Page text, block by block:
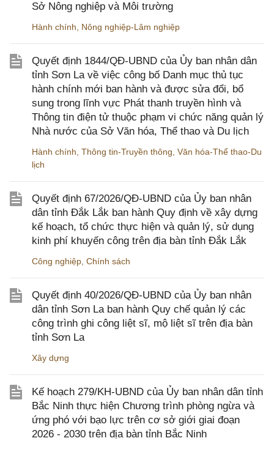
Sở Nông nghiệp và Môi trường
Hành chính Nông nghiệp-Lâm nghiệp
Quyết định 1844/QĐ-UBND của Ủy ban nhân dân
tỉnh Sơn La về việc công bố Danh mục thủ tục
hành chính mới ban hành và được sửa đổi, bổ
sung trong lĩnh vực Phát thanh truyền hình và
Thông tin điện tử thuộc phạm vi chức năng quản lý
Nhà nước của Sở Văn hóa, Thể thao và Du lịch
Hành chính Thông tin-Truyền thông Văn hóa-Thể thao-Du
lịch
Quyết định 67/2026/QĐ-UBND của Ủy ban nhân
dân tỉnh Đắk Lắk ban hành Quy định về xây dựng
kế hoạch, tổ chức thực hiện và quản lý, sử dụng
kinh phí khuyến công trên địa bàn tỉnh Đắk Lắk
Công nghiệp Chính sách
Quyết định 40/2026/QĐ-UBND của Ủy ban nhân
dân tỉnh Sơn La ban hành Quy chế quản lý các
công trình ghi công liệt sĩ, mộ liệt sĩ trên địa bàn
tỉnh Sơn La
Xây dựng
Kế hoạch 279/KH-UBND của Ủy ban nhân dân tỉnh
Bắc Ninh thực hiện Chương trình phòng ngừa và
ứng phó với bạo lực trên cơ sở giới giai đoạn
2026 - 2030 trên địa bàn tỉnh Bắc Ninh